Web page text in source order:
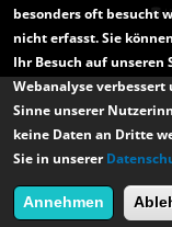
besonders oft besucht
nicht erfasst. Sie
Ihr Besuch auf
Webanalyse
Sinne unserer
keine Daten an Dritte
Sie in unserer
Annehmen